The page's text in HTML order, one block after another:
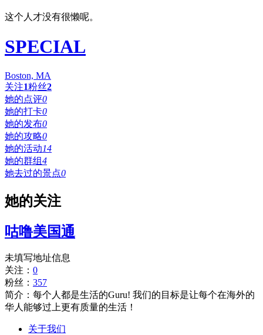
这个人才没有很懒呢。
SPECIAL
Boston, MA
关注1粉丝2
她的点评0
她的打卡0
她的发布0
她的攻略0
她的活动14
她的群组4
她去过的景点0
她的关注
咕噜美国通
未填写地址信息
关注： 0
粉丝： 357
简介：每个人都是生活的Guru! 我们的目标是让每个在海外的
华人能够过上更有质量的生活！
关于我们